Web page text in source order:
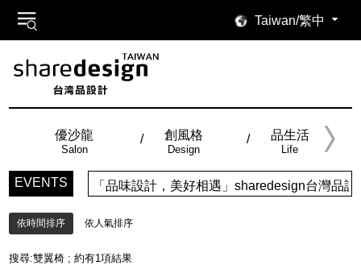
Taiwan/繁中
優沙龍
Salon
創風格
Design
品生活
Life
EVENTS 「品味設計，美好相遇」sharedesign台灣品
依時間排序 依人氣排序
搜尋:雙翼椅 ; 約有1項結果